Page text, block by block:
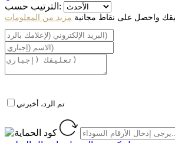
الترتيب حسب:
واحصل على نقاط مجانية مزيد من المعلومات
تم الرد، أخبرني